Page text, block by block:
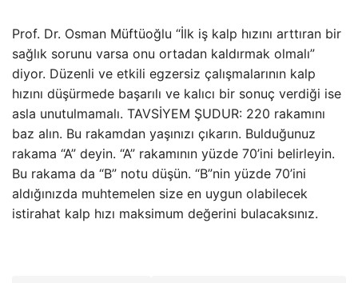
Prof. Dr. Osman Müftüoğlu “İlk iş kalp hızını arttıran bir
sağlık sorunu varsa onu ortadan kaldırmak olmalı”
diyor. Düzenli ve etkili egzersiz çalışmalarının kalp
hızını düşürmede başarılı ve kalıcı bir sonuç verdiği ise
asla unutulmamalı. TAVSİYEM ŞUDUR: 220 rakamını
baz alın. Bu rakamdan yaşınızı çıkarın. Bulduğunuz
rakama “A” deyin. “A” rakamının yüzde 70’ini belirleyin.
Bu rakama da “B” notu düşün. “B”nin yüzde 70’ini
aldığınızda muhtemelen size en uygun olabilecek
istirahat kalp hızı maksimum değerini bulacaksınız.